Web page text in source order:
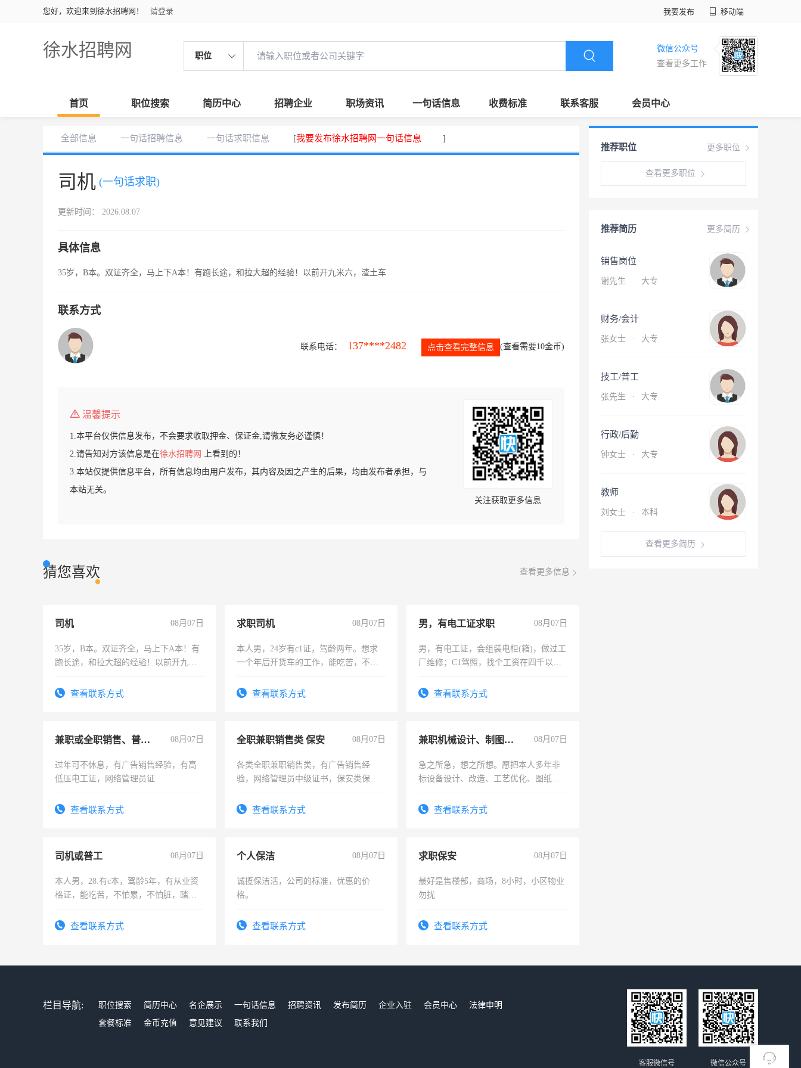
您好，欢迎来到徐水招聘网！ 请登录 我要发布 移动端
徐水招聘网 职位
微信公众号
查看更多工作
首页 职位搜索 简历中心 招聘企业 职场资讯 一句话信息 收费标准 联系客服 会员中心
全部信息 一句话招聘信息 一句话求职信息 [我要发布徐水招聘网一句话信息 ]
司机 (一句话求职)
更新时间： 2026.08.07
具体信息
35岁，B本。双证齐全，马上下A本！有跑长途，和拉大超的经验！以前开九米六，渣土车
联系方式
联系电话： 137****2482 点击查看完整信息 (查看需要10金币)
温馨提示
1.本平台仅供信息发布，不会要求收取押金、保证金,请微友务必谨慎！
2.请告知对方该信息是在徐水招聘网
上看到的！
3.本站仅提供信息平台，所有信息均由用户发布，其内容及因之产生的后果，均由发布者承担，与
本站无关。
关注获取更多信息
猜您喜欢 查看更多信息
司机 08月07日
35岁，B本。双证齐全，马上下A本！有
跑长途，和拉大超的经验！以前开九米
查看联系方式
求职司机 08月07日
本人男，24岁有c1证，驾龄两年。想求
一个年后开货车的工作，能吃苦，不怕
查看联系方式
男，有电工证求职 08月07日
男，有电工证，会组装电柜(箱)，做过工
厂维修；C1驾照，找个工资在四千以
电话查看联系方式
兼职或全职销售、普工、维修 08月07日
过年可不休息，有广告销售经验，有高
低压电工证，网络管理员证
查看联系方式
全职兼职销售类 保安 08月07日
各类全职兼职销售类，有广告销售经
验，网络管理员中级证书，保安类保安
有高低压电工证和十几年工作经验
查看联系方式
兼职机械设计、制图、设备改造 08月07日
急之所急，想之所想。愿把本人多年非
标设备设计、改造、工艺优化、图纸制
结识有识之士，共享未来。
查看联系方式
司机或普工 08月07日
本人男，28.有c本，驾龄5年，有从业资
格证，能吃苦，不怕累，不怕脏，踏
查看联系方式
个人保洁 08月07日
诚揽保洁活，公司的标准，优惠的价
格。
查看联系方式
求职保安 08月07日
最好是售楼部，商场，8小时，小区物业
勿扰
查看联系方式
更多职位
推荐职位
查看更多职位
更多简历
推荐简历
销售岗位
谢先生 · 大专
财务/会计
张女士 · 大专
技工/普工
张先生 · 大专
行政/后勤
钟女士 · 大专
教师
刘女士 · 本科
查看更多简历
栏目导航: 职位搜索 简历中心 名企展示 一句话信息 招聘资讯 发布简历 企业入驻 会员中心
法律申明
套餐标准
金币充值 意见建议 联系我们
微信公众号
客服微信号